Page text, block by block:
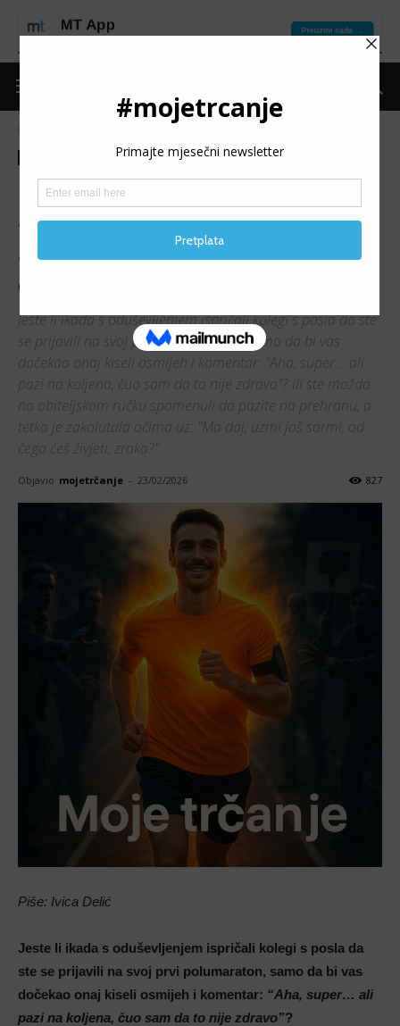
Izdvojeno Ostalo Teme
ENERGETSKI VAMPIRI NA
STAZI I IZVAN NJE: Kako
sačuvati motivaciju kad vam
okolina “podmeće nogu”
Jeste li ikada s oduševljenjem ispričali kolegi s posla da ste
se prijavili na svoj prvi polumaraton, samo da bi vas
dočekao onaj kiseli osmijeh i komentar: "Aha, super... ali
pazi na koljena, čuo sam da to nije zdravo"? Ili ste možda
na obiteljskom ručku spomenuli da pazite na prehranu, a
tetka je zakolutala očima uz: "Ma daj, uzmi još sarmi, od
čega ćeš živjeti, zraka?"
Objavio mojetrčanje - 23/02/2026 827
Piše: Ivica Delić
Jeste li ikada s oduševljenjem ispričali kolegi s posla da
ste se prijavili na svoj prvi polumaraton, samo da bi vas
dočekao onaj kiseli osmijeh i komentar: “Aha, super… ali
pazi na koljena, čuo sam da to nije zdravo”?